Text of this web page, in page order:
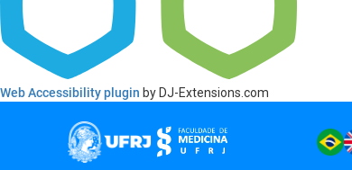
Web Accessibility plugin by DJ-Extensions.com